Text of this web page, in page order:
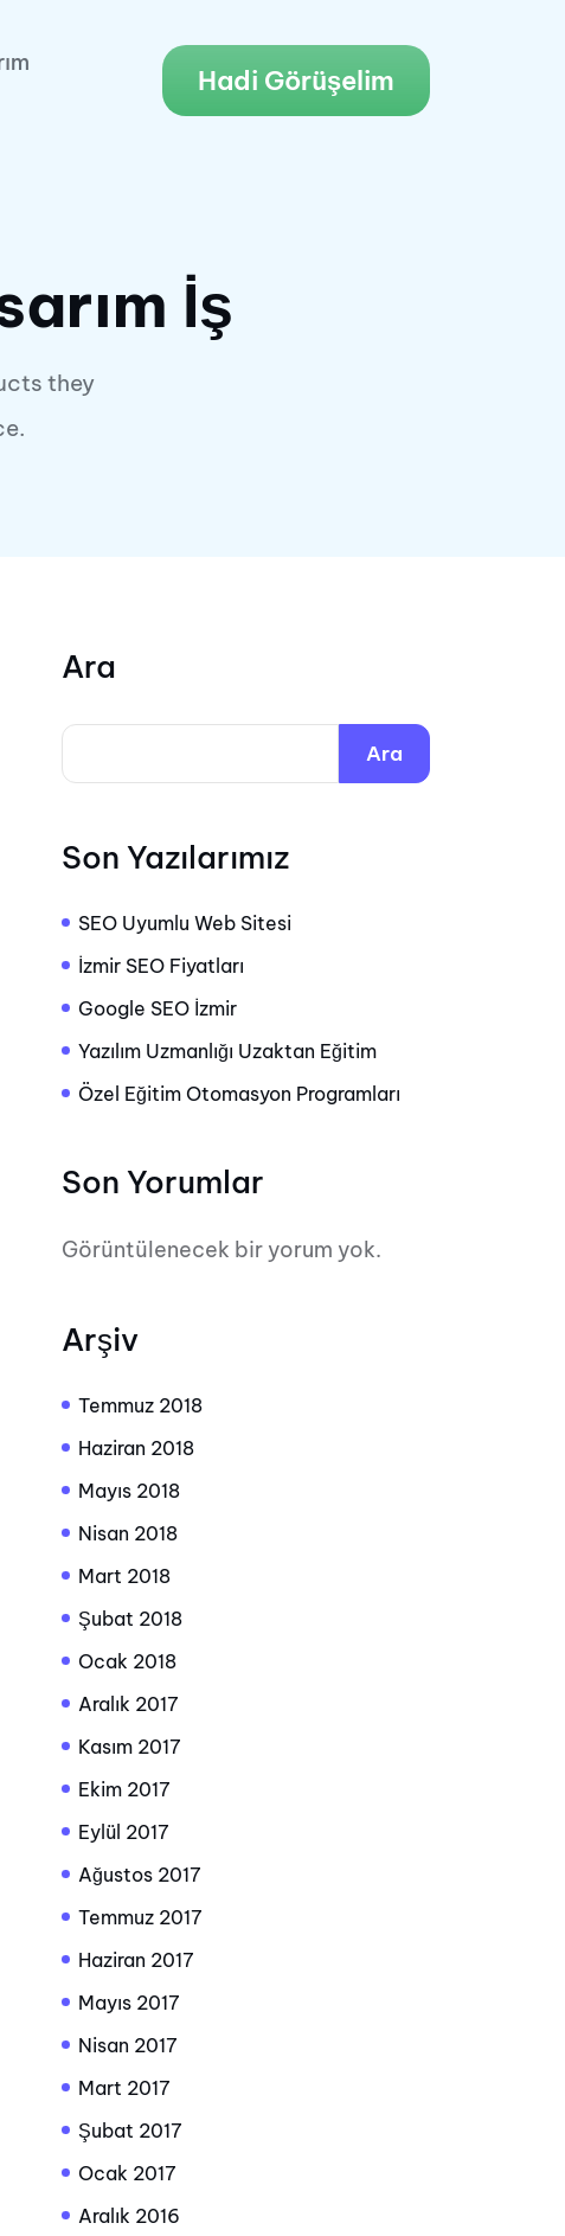
Hadi Görüşelim
İş
they
Ara
Ara
Son Yazılarımız
SEO Uyumlu Web Sitesi
İzmir SEO Fiyatları
Google SEO İzmir
Yazılım Uzmanlığı Uzaktan Eğitim
Özel Eğitim Otomasyon Programları
Son Yorumlar
Görüntülenecek bir yorum yok.
Arşiv
Temmuz 2018
Haziran 2018
Mayıs 2018
Nisan 2018
Mart 2018
Şubat 2018
Ocak 2018
Aralık 2017
Kasım 2017
Ekim 2017
Eylül 2017
Ağustos 2017
Temmuz 2017
Haziran 2017
Mayıs 2017
Nisan 2017
Mart 2017
Şubat 2017
Ocak 2017
Aralık 2016